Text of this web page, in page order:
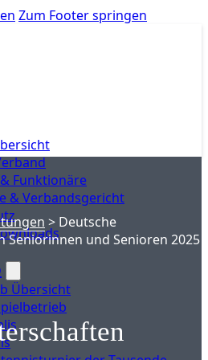
Zum Footer springen
Funktionäre
& Verbandsgericht
Übersicht
> Deutsche
Seniorinnen und Senioren 2025